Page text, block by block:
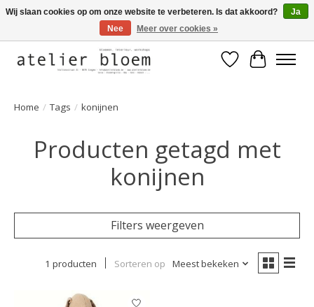
Welkom bij Atelier Bloem
Verlanglijst
Home / Tags / konijnen
Producten getagd met
konijnen
Filters weergeven
1 producten Sorteren op Meest bekeken
Wij slaan cookies op om onze website te verbeteren. Is dat akkoord?
Ja
Nee
Meer over cookies »